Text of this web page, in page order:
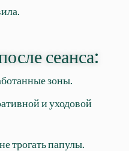
сеанса:
зоны.
и уходовой
трогать папулы.